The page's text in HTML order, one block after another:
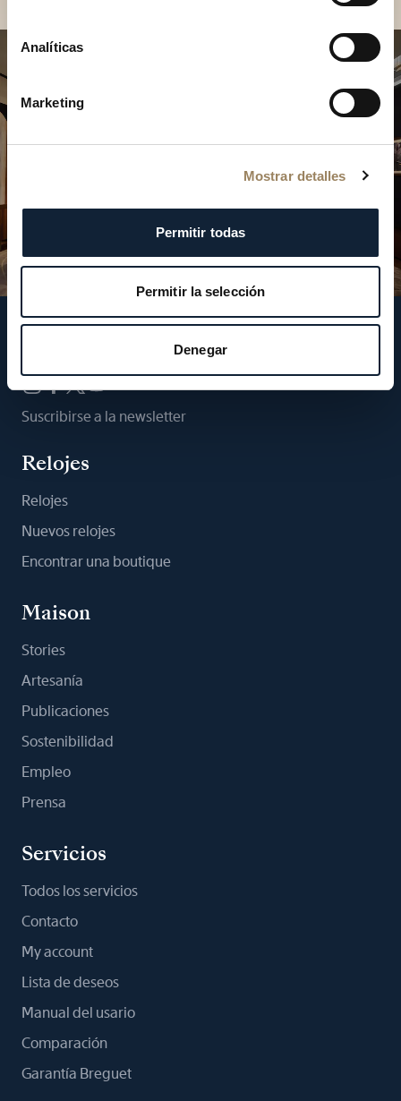
Analíticas
Marketing
Mostrar detalles
Permitir todas
Permitir la selección
Denegar
Suscribirse a la newsletter
Relojes
Relojes
Nuevos relojes
Encontrar una boutique
Maison
Stories
Artesanía
Publicaciones
Sostenibilidad
Empleo
Prensa
Servicios
Todos los servicios
Contacto
My account
Lista de deseos
Manual del usario
Comparación
Garantía Breguet